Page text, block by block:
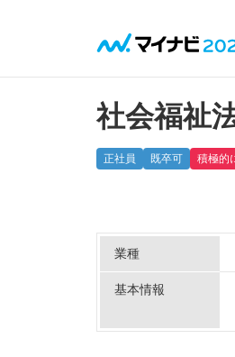
社会福祉
正社員 既卒可 積極的
業種
基本情報